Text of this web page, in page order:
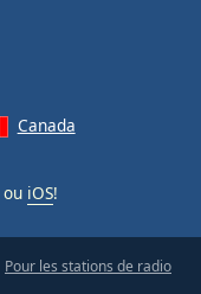
Canada
ou iOS!
Pour les stations de radio